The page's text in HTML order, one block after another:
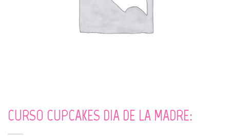
CURSO CUPCAKES DIA DE LA MADRE: